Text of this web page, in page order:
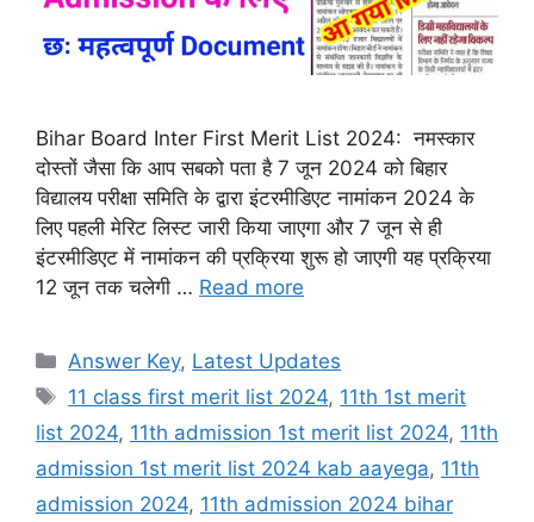
Bihar Board Inter First Merit List 2024: नमस्कार
दोस्तों जैसा कि आप सबको पता है 7 जून 2024 को बिहार
विद्यालय परीक्षा समिति के द्वारा इंटरमीडिएट नामांकन 2024 के
लिए पहली मेरिट लिस्ट जारी किया जाएगा और 7 जून से ही
इंटरमीडिएट में नामांकन की प्रक्रिया शुरू हो जाएगी यह प्रक्रिया
12 जून तक चलेगी … Read more
Categories
Answer Key, Latest Updates
Tags
11 class first merit list 2024, 11th 1st merit
list 2024, 11th admission 1st merit list 2024, 11th
admission 1st merit list 2024 kab aayega, 11th
admission 2024, 11th admission 2024 bihar